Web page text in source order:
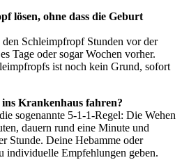
lösen, ohne dass die Geburt
Schleimpfropf Stunden vor der
Tage oder sogar Wochen vorher.
ist noch kein Grund, sofort
Krankenhaus fahren?
sogenannte 5-1-1-Regel: Die Wehen
dauern rund eine Minute und
Stunde. Deine Hebamme oder
individuelle Empfehlungen geben.